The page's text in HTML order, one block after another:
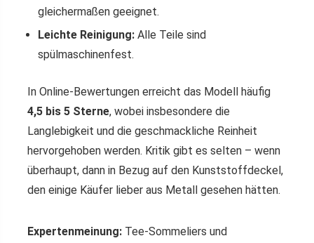
gleichermaßen geeignet.
Leichte Reinigung: Alle Teile sind
spülmaschinenfest.
In Online-Bewertungen erreicht das Modell häufig
4,5 bis 5 Sterne, wobei insbesondere die
Langlebigkeit und die geschmackliche Reinheit
hervorgehoben werden. Kritik gibt es selten – wenn
überhaupt, dann in Bezug auf den Kunststoffdeckel,
den einige Käufer lieber aus Metall gesehen hätten.
Expertenmeinung: Tee-Sommeliers und